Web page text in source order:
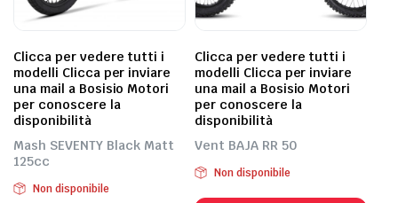
Clicca per vedere tutti i
modelli Clicca per inviare
una mail a Bosisio Motori
per conoscere la
disponibilità
Mash SEVENTY Black Matt
125cc
Non disponibile
Clicca per vedere tutti i
modelli Clicca per inviare
una mail a Bosisio Motori
per conoscere la
disponibilità
Vent BAJA RR 50
Non disponibile